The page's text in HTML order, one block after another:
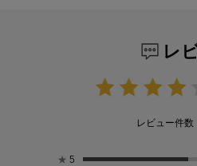
レ
レビュー件数
★ 5